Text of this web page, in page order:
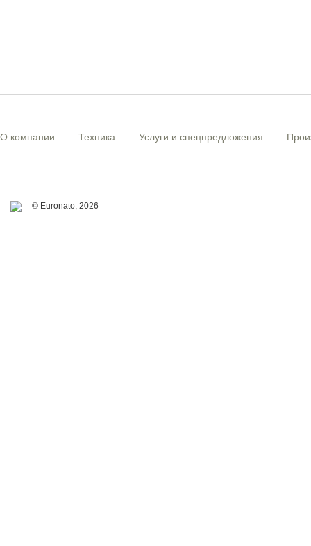
О компании Техника Услуги и спецпредложения
© Euronato, 2026